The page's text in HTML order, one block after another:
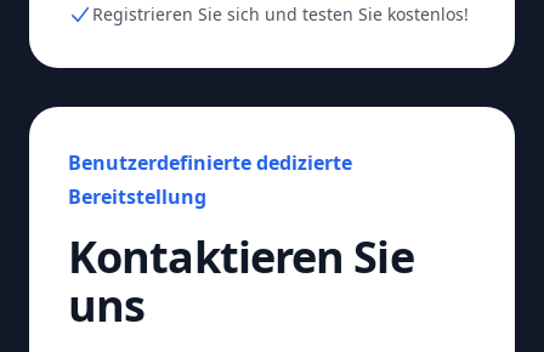
Registrieren Sie sich und testen Sie kostenlos!
Benutzerdefinierte dedizierte
Bereitstellung
Kontaktieren Sie
uns